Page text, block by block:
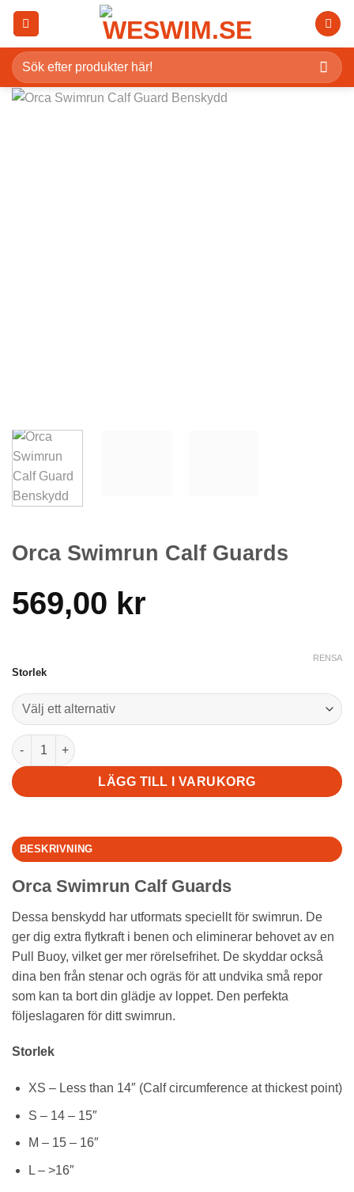
Skip
content
Sök
efter:
Orca Swimrun Calf Guards
569,00 kr
Storlek
RENSA
Orca Swimrun Calf Guards mängd
LÄGG TILL I VARUKORG
BESKRIVNING
Orca Swimrun Calf Guards
Dessa benskydd har utformats speciellt för swimrun. De
ger dig extra flytkraft i benen och eliminerar behovet av en
Pull Buoy, vilket ger mer rörelsefrihet. De skyddar också
dina ben från stenar och ogräs för att undvika små repor
som kan ta bort din glädje av loppet. Den perfekta
följeslagaren för ditt swimrun.
Storlek
XS – Less than 14″ (Calf circumference at thickest point)
S – 14 – 15″
M – 15 – 16″
L – >16″